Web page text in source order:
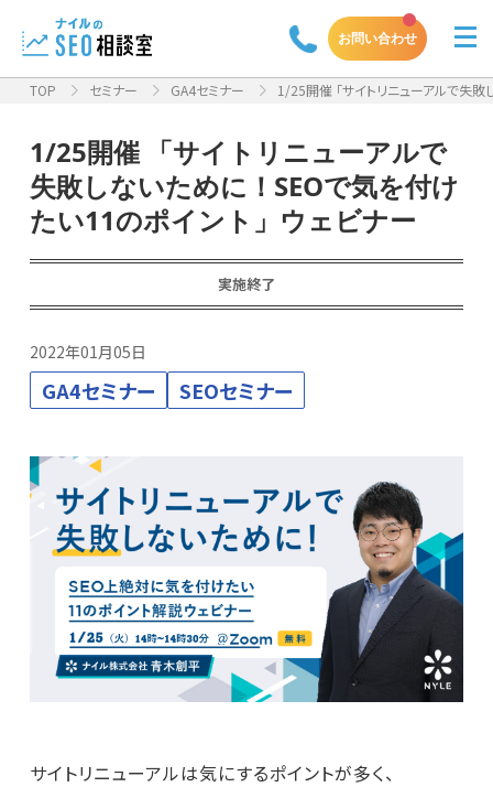
お問い合わせ
TOP セミナー GA4セミナー 1/25開催 「サイトリニューアルで失
1/25開催 「サイトリニューアルで
失敗しないために！SEOで気を付け
たい11のポイント」ウェビナー
実施終了
2022年01月05日
GA4セミナー SEOセミナー
サイトリニューアルは気にするポイントが多く、